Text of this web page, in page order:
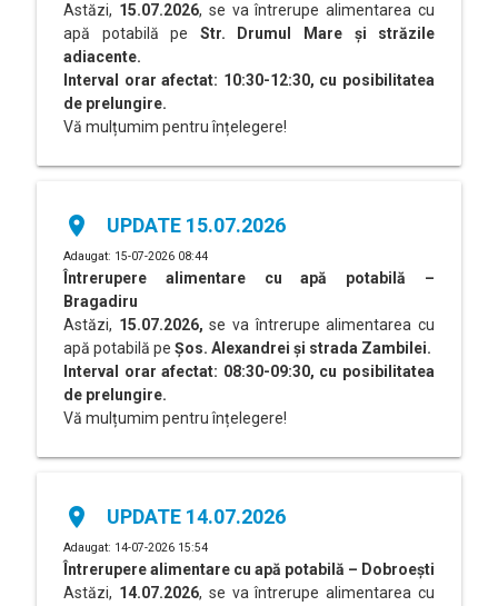
Astăzi, 15.07.2026, se va întrerupe alimentarea cu
apă potabilă pe Str. Drumul Mare și străzile
adiacente.
Interval orar afectat: 10:30-12:30, cu posibilitatea
de prelungire.
Vă mulțumim pentru înțelegere!
place UPDATE 15.07.2026
Adaugat: 15-07-2026 08:44
Întrerupere alimentare cu apă potabilă –
Bragadiru
Astăzi, 15.07.2026, se va întrerupe alimentarea cu
apă potabilă pe Șos. Alexandrei și strada Zambilei.
Interval orar afectat: 08:30-09:30, cu posibilitatea
de prelungire.
Vă mulțumim pentru înțelegere!
place UPDATE 14.07.2026
Adaugat: 14-07-2026 15:54
Întrerupere alimentare cu apă potabilă – Dobroești
Astăzi, 14.07.2026, se va întrerupe alimentarea cu